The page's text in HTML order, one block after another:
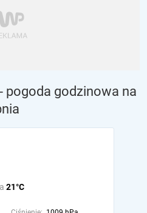
pogoda godzinowa na
21°C